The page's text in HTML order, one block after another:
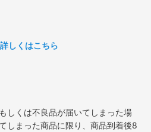
しくはこちら
しくは不良品が届いてしまった場
しまった商品に限り、商品到着後8